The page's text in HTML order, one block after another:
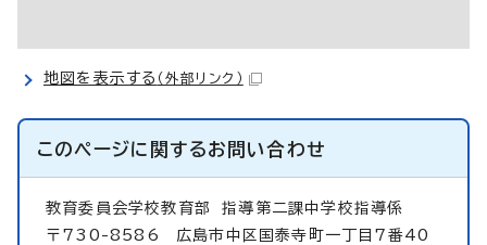
地図を表示する （外部リンク）
このページに関するお問い合わせ
教育委員会学校教育部指導第二課中学校指導係
〒730-8586 広島市中区国泰寺町一丁目7番40